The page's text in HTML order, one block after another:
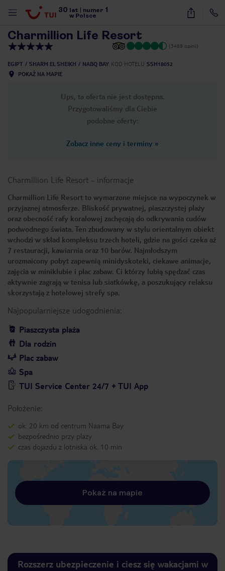
30 lat numer 1
w Polsce
16
Charmillion Life Resort
(3488 opinii)
EGIPT SHARM EL SHEIKH NABQ BAY KOD HOTELU SSH18052
POKAŻ NA MAPIE
Ups, ta oferta nie jest dostępna.
Przygotowaliśmy dla Ciebie
podobne oferty:
Zobacz inne ceny i terminy »
Charmillion Life Resort - informacje
Charmillion Life Resort to wymarzone miejsce na wypoczynek w
przyjaznej atmosferze. Bliskość prywatnej, piaszczystej plaży
oraz obecność rafy koralowej zachęcają do odkrywania cudów
podwodnego świata. Ten zbudowany w stylu orientalnym obiekt
wchodzi w skład kompleksu trzech hoteli, gdzie na gości czeka aż
7 restauracji, kawiarnia oraz 10 barów. Najmłodszym
urozmaicony pobyt zapewnią minidyskoteki, ciekawe animacje,
zajęcia w miniklubie i plac zabaw. Ci którzy lubią spędzać czas
aktywnie zagrają w tenisa lub siatkówkę, a poszukujący relaksu
skorzystają z hotelowej strefy spa.
Najpopularniejsze udogodnienia:
Piaszczysta plaża
Dla rodzin
Plac zabaw
Spa
TUI Service Center 24/7 + TUI App
Położenie:
ok. 20 km od centrum Naama Bay
bezpośrednio przy plaży
czas dojazdu z lotniska ok. 10 min
Pokaż na mapie
Rozszerz ubezpieczenie i ciesz się wakacjami w